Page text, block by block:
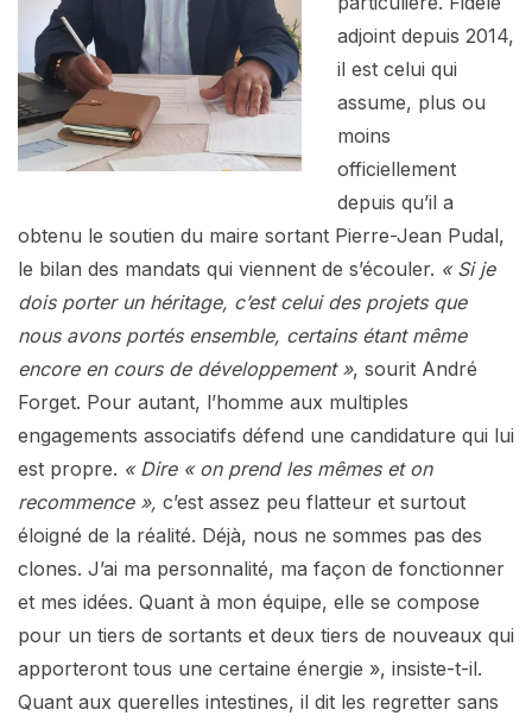
adjoint depuis 2014,
il est celui qui
assume, plus ou
moins
officiellement
depuis qu’il a
obtenu le soutien du maire sortant Pierre-Jean Pudal,
le bilan des mandats qui viennent de s’écouler. « Si je
dois porter un héritage, c’est celui des projets que
nous avons portés ensemble, certains étant même
encore en cours de développement », sourit André
Forget. Pour autant, l’homme aux multiples
engagements associatifs défend une candidature qui lui
est propre. « Dire « on prend les mêmes et on
recommence », c’est assez peu flatteur et surtout
éloigné de la réalité. Déjà, nous ne sommes pas des
clones. J’ai ma personnalité, ma façon de fonctionner
et mes idées. Quant à mon équipe, elle se compose
pour un tiers de sortants et deux tiers de nouveaux qui
apporteront tous une certaine énergie », insiste-t-il.
Quant aux querelles intestines, il dit les regretter sans